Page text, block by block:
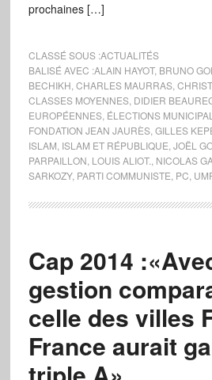
prochaines […]
CLASSÉ SOUS :ACTUALITÉS
BALISÉ AVEC :ALAIN HAYOT, BRUNO
BECHIKH CHARLES MAURRAS,
CLASSES MOYENNES, DIDIER
EUROPÉENNES, ÉLECTIONS
FONDATION JEAN JAURÈS, GILLES
ISLAM ISLAM ET RÉPUBLIQUE JOËL
PARPAILLON LOUIS ALIOT. NICOLAS
SARKOZY, PARTI COMMUNISTE PC
Cap 2014
gestion
celle des villes
France aurait